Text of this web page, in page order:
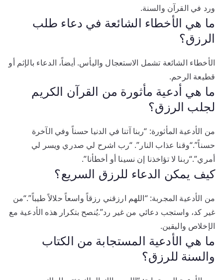
ورد في القرآن والسنة.
ما هي الأخطاء الشائعة في دعاء طلب
الرزق؟
الأخطاء الشائعة تشمل الاستعجال واليأس. أيضاً، الدعاء بالإثم أو
قطيعة الرحم.
ما هي أدعية مأثورة من القرآن الكريم
لجلب الرزق؟
من الأدعية المأثورة: “ربنا آتنا في الدنيا حسناً وفي الآخرة
حسناً”.“وقنا عذاب النار”. “رب اشرح لي صدري ويسر لي
أمري”.“ربنا لا تؤاخذنا إن نسينا أو أخطأنا”.
كيف يمكن الدعاء للرزق السريع؟
من الأدعية المجربة: “اللهم ارزقني رزقاً واسعاً حلالاً طيباً”.“من
غير كد، واستجب دعائي من غير رد”.يُنصح بتكرار هذه الأدعية مع
الإخلاص واليقين.
ما هي الأدعية المستجابة من الكتاب
والسنة للرزق؟